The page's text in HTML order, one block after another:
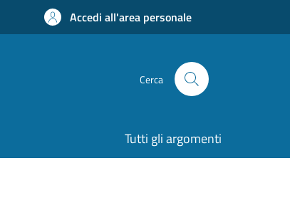
Accedi all'area personale
Cerca
Tutti gli argomenti